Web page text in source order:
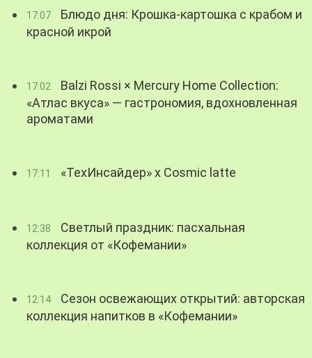
17:07
Блюдо дня: Крошка-картошка с крабом и
красной икрой
17:02
Balzi Rossi × Mercury Home Collection:
«Атлас вкуса» — гастрономия, вдохновленная
ароматами
17:11 «ТехИнсайдер» х Cosmic latte
12:38
Светлый праздник: пасхальная
коллекция от «Кофемании»
12:14
Сезон освежающих открытий: авторская
коллекция напитков в «Кофемании»